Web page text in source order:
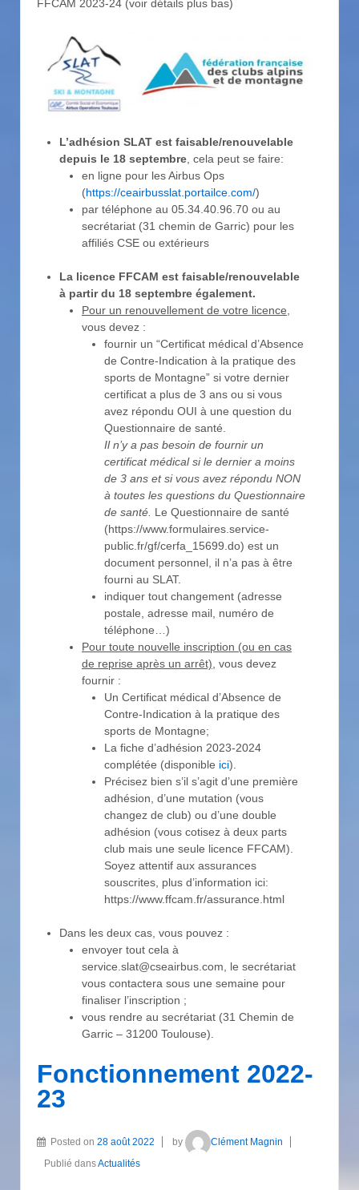
FFCAM 2023-24 (voir détails plus bas)
L’adhésion SLAT est faisable/renouvelable
depuis le 18 septembre , cela peut se faire:
en ligne pour les Airbus Ops
(https://ceairbusslat.portailce.com/)
par téléphone au 05.34.40.96.70 ou au
secrétariat (31 chemin de Garric) pour les
affiliés CSE ou extérieurs
La licence FFCAM est faisable/renouvelable
à partir du 18 septembre également.
Pour un renouvellement de votre licence
vous devez :
fournir un “Certificat médical d’Absence
de Contre-Indication à la pratique des
sports de Montagne” si votre dernier
certificat a plus de 3 ans ou si vous
avez répondu OUI à une question du
Questionnaire de santé.
Il n’y a pas besoin de fournir un
certificat médical si le dernier a moins
de 3 ans et si vous avez répondu NON
à toutes les questions du Questionnaire
de santé. Le Questionnaire de santé
(https://www.formulaires.service-
public.fr/gf/cerfa_15699.do) est un
document personnel, il n’a pas à être
fourni au SLAT.
indiquer tout changement (adresse
postale, adresse mail, numéro de
téléphone…)
Pour toute nouvelle inscription (ou en cas
de reprise après un arrêt), vous devez
fournir :
Un Certificat médical d’Absence de
Contre-Indication à la pratique des
sports de Montagne;
La fiche d’adhésion 2023-2024
complétée (disponible ici).
Précisez bien s’il s’agit d’une première
adhésion, d’une mutation (vous
changez de club) ou d’une double
adhésion (vous cotisez à deux parts
club mais une seule licence FFCAM).
Soyez attentif aux assurances
souscrites, plus d’information ici:
https://www.ffcam.fr/assurance.html
Dans les deux cas, vous pouvez :
envoyer tout cela à
service.slat@cseairbus.com, le secrétariat
vous contactera sous une semaine pour
finaliser l’inscription ;
vous rendre au secrétariat (31 Chemin de
Garric – 31200 Toulouse).
Fonctionnement 2022-
23
Posted on 28 août 2022 by
Clément Magnin
Publié dansActualités